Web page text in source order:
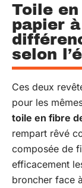
Toile
papier
selon
Ces deux
pour les
toile en fibre
rempart rêvé
composée de
efficacement
broncher face